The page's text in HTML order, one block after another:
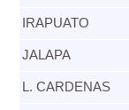
IRAPUATO​
​JALAPA
L. CARDENAS​